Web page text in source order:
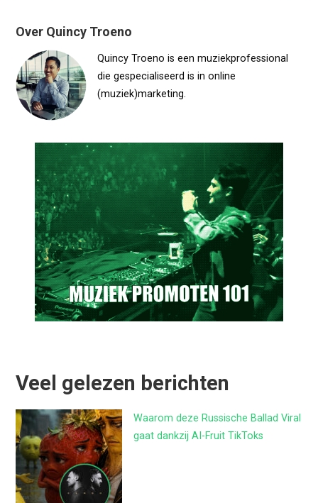
Over Quincy Troeno
Quincy Troeno is een muziekprofessional
die gespecialiseerd is in online
(muziek)marketing.
Veel gelezen berichten
Waarom deze Russische Ballad Viral
gaat dankzij AI-Fruit TikToks